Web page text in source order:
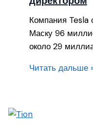
Компания Tesla
Маску 96
около 29
Читать дальше